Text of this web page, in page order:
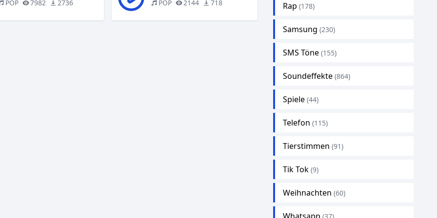
POP 7982 2736 POP 2144 718 Rap (178)
Samsung (230)
SMS Töne (155)
Soundeffekte (864)
Spiele (44)
Telefon (115)
Tierstimmen (91)
Tik Tok (9)
Weihnachten (60)